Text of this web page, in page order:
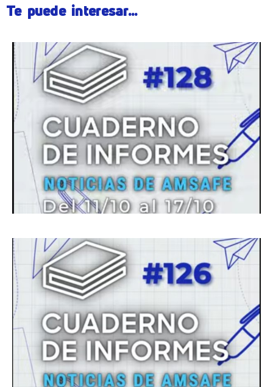
Te puede interesar...